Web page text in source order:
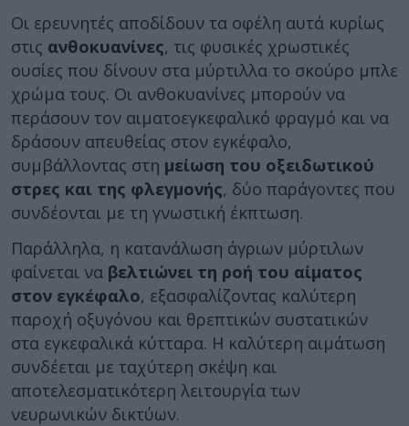
Οι ερευνητές αποδίδουν τα οφέλη αυτά κυρίως
στις ανθοκυανίνες, τις φυσικές χρωστικές
ουσίες που δίνουν στα μύρτιλλα το σκούρο μπλε
χρώμα τους. Οι ανθοκυανίνες μπορούν να
περάσουν τον αιματοεγκεφαλικό φραγμό και να
δράσουν απευθείας στον εγκέφαλο,
συμβάλλοντας στη μείωση του οξειδωτικού
στρες και της φλεγμονής, δύο παράγοντες που
συνδέονται με τη γνωστική έκπτωση.
Παράλληλα, η κατανάλωση άγριων μύρτιλων
φαίνεται να βελτιώνει τη ροή του αίματος
στον εγκέφαλο, εξασφαλίζοντας καλύτερη
παροχή οξυγόνου και θρεπτικών συστατικών
στα εγκεφαλικά κύτταρα. Η καλύτερη αιμάτωση
συνδέεται με ταχύτερη σκέψη και
αποτελεσματικότερη λειτουργία των
νευρωνικών δικτύων.